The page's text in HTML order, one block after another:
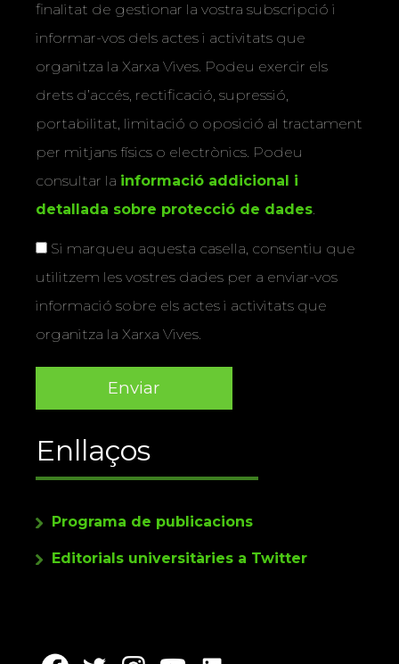
finalitat de gestionar la vostra subscripció i
informar-vos dels actes i activitats que
organitza la Xarxa Vives. Podeu exercir els
drets d’accés, rectificació, supressió,
portabilitat, limitació o oposició al tractament
per mitjans físics o electrònics. Podeu
consultar la informació addicional i
detallada sobre protecció de dades.
Si marqueu aquesta casella, consentiu que
utilitzem les vostres dades per a enviar-vos
informació sobre els actes i activitats que
organitza la Xarxa Vives.
Enllaços
Programa de publicacions
Editorials universitàries a Twitter